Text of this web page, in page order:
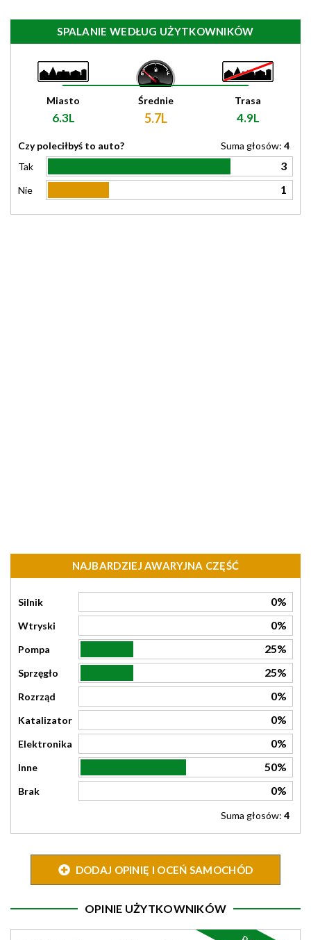
SPALANIE WEDŁUG UŻYTKOWNIKÓW
Miasto
6.3L
Średnie
5.7L
Trasa
4.9L
Czy poleciłbyś to auto? Suma głosów: 4
Tak
3
Nie 1
NAJBARDZIEJ AWARYJNA CZĘŚĆ
Silnik 0%
Wtryski 0%
Pompa 25%
Sprzęgło 25%
Rozrząd 0%
Katalizator 0%
Elektronika 0%
Inne 50%
Brak 0%
Suma głosów: 4
DODAJ OPINIĘ I OCEŃ SAMOCHÓD
OPINIE UŻYTKOWNIKÓW